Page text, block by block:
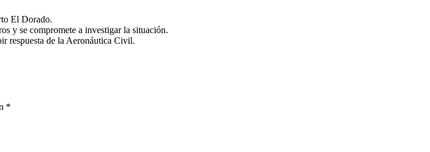
El Dorado.
y se compromete a investigar la situación.
respuesta de la Aeronáutica Civil.
*